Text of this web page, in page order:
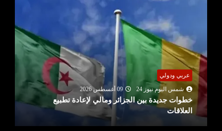
عربي ودولي
شمس اليوم نيوز 24
09 أغسطس 2026
خطوات جديدة بين الجزائر ومالي لإعادة تطبيع
العلاقات